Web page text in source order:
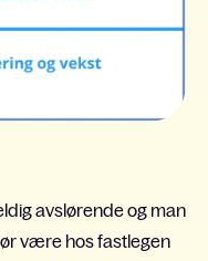
avslørende og man
være hos fastlegen